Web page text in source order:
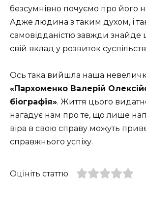
безсумнівно почуємо про його
Адже людина з таким духом, і
самовідданістю завжди знайде
свій вклад у розвиток
Ось така вийшла наша
«Пархоменко Валерій
біографія». Життя цього
нагадує нам про те, що лише
віра в свою справу можуть
справжнього успіху.
Оцініть статтю